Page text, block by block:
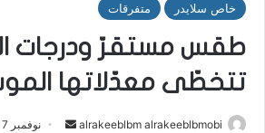
خاص سلايدر متفرقات
طقس مستقرّ ودرجات
تتخطّى معدّلاتها
alrakeeblbm alrakeeblbmobi
أرسل نوفمبر 17, 2025